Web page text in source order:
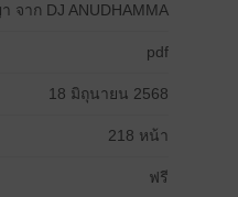
จาก DJ ANUDHAMMA
pdf
18 มิถุนายน 2568
218 หน้า
ฟรี